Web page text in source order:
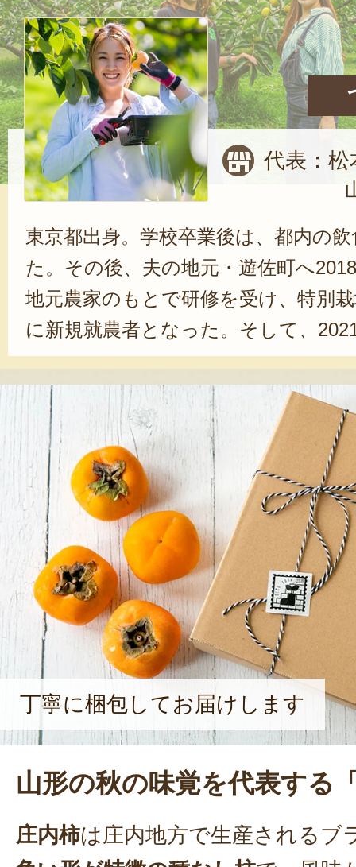
代表：
東京都出身。学校卒業後は、都内の
た。その後、夫の地元・遊佐町へ
地元農家のもとで研修を受け、特別
に新規就農者となった。そして、
立ち上げる。農園名の由来は、「お
も、山形の形は人の横顔に似ており
位置するから「でこ」と呼ばれてい
ある農園という意味です」と、笑う
に農園を切り盛りし、柿といちじく
「初めて庄内柿を食べた時の衝撃は
す。柿の価値観が変わりました。私
てくださったお客様から手紙をいた
す。嬉しいですね。柿農家は減って
人になっても山形のブランド柿を守
力を込めた。
丁寧に梱包してお届けします
山形の秋の味覚を代表する
庄内柿は庄内地方で生産されるブ